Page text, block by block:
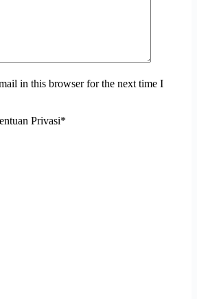
in this browser for the next time I
Privasi*